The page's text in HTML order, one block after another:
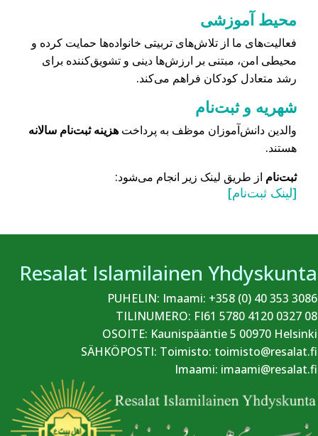
محیط آموزشی
فعالیت‌های ما از تلاش‌های تربیتی خانواده‌ها حمایت کرده و
محیطی امن، مبتنی بر ارزش‌ها دینی و تشویق‌کننده برای
رشد متعادل کودکان فراهم می‌کند.
شهریه و ثبت‌نام
والدین دانش‌آموزان موظف به پرداخت هزینه ثبت‌نام سالانه
هستند.
ثبت‌نام از طریق لینک زیر انجام می‌شود:
[لینک ثبت‌نام]
Resalat Islamilainen Yhdyskunta
PUHELIN: Imaami: +358 (0) 40 353 3086
TILINUMERO: FI61 5780 4120 0327 08
OSOITE: Kaunispääntie 5 00970 Helsinki
SÄHKÖPOSTI: Toimisto: toimisto@resalat.fi
Imaami: imaami@resalat.fi